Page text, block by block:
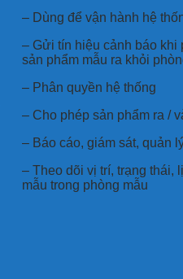
– Dùng để vận hành hệ
– Gửi tín hiệu cảnh báo khi
sản phẩm mẫu ra khỏi
– Phân quyền hệ thống
– Cho phép sản phẩm ra /
– Báo cáo, giám sát, quản
– Theo dõi vị trí, trạng thái,
mẫu trong phòng mẫu